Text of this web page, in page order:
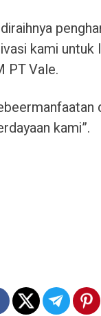
kami untuk
PT Vale.
kami”.